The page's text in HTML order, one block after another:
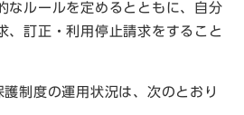
なルールを定めるとともに、自分
、訂正・利用停止請求をすること
制度の運用状況は、次のとおり